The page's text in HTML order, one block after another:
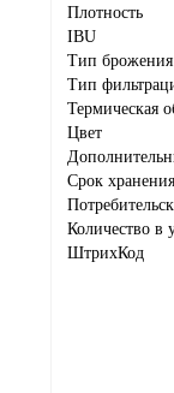
Плотность
IBU
Тип брожения
Тип
Термическая
Цвет
Срок хранения
Количество в
ШтрихКод